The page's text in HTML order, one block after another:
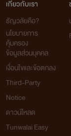
เกี่ยวกับเรา
ธัญวลัยคือ?
นโยบายการ
คุ้มครอง
ข้อมูลส่วนบุคคล
เงื่อนไขและข้อตกลง
Third-Party
Notice
ดาวน์โหลด
Tunwalai Easy